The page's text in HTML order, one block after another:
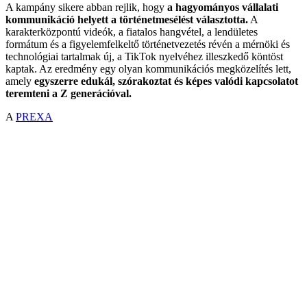
A kampány sikere abban rejlik, hogy a hagyományos vállalati
kommunikáció helyett a történetmesélést választotta. A
karakterközpontú videók, a fiatalos hangvétel, a lendületes
formátum és a figyelemfelkeltő történetvezetés révén a mérnöki és
technológiai tartalmak új, a TikTok nyelvéhez illeszkedő köntöst
kaptak. Az eredmény egy olyan kommunikációs megközelítés lett,
amely egyszerre edukál, szórakoztat és képes valódi kapcsolatot
teremteni a Z generációval.
A PREXA